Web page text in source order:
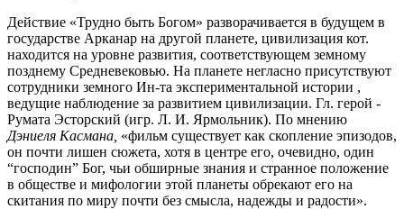
Действие «Трудно быть Богом» разворачивается в будущем в
государстве Арканар на другой планете, цивилизация кот.
находится на уровне развития, соответствующем земному
позднему Средневековью. На планете негласно присутствуют
сотрудники земного Ин-та экспериментальной истории ,
ведущие наблюдение за развитием цивилизации. Гл. герой -
Румата Эсторский (игр. Л. И. Ярмольник). По мнению
Дэниеля Касмана, «фильм существует как скопление эпизодов,
он почти лишен сюжета, хотя в центре его, очевидно, один
“господин” Бог, чьи обширные знания и странное положение
в обществе и мифологии этой планеты обрекают его на
скитания по миру почти без смысла, надежды и радости».